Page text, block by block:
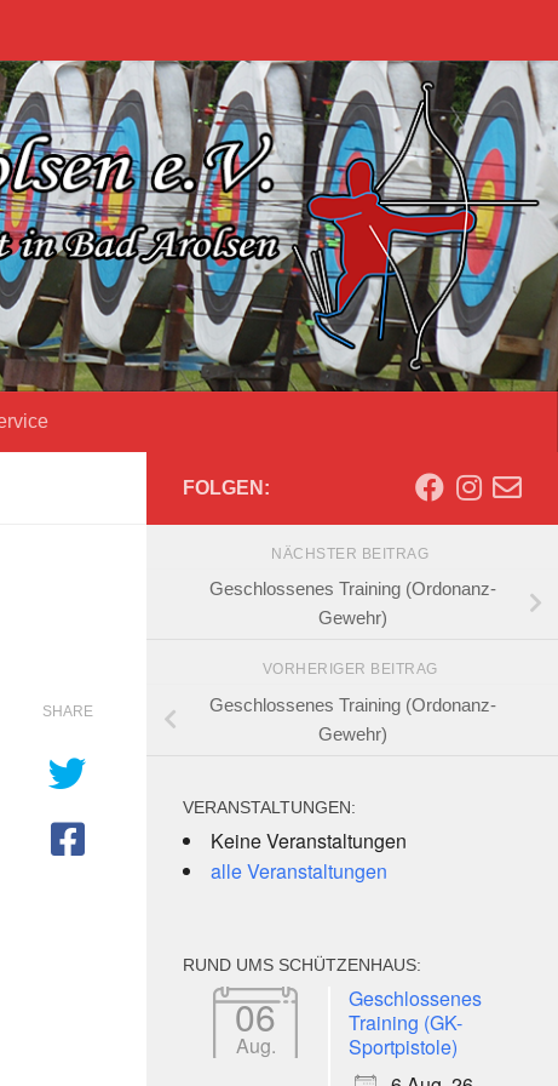
SHARE
FOLGEN:
NÄCHSTER BEITRAG
Geschlossenes Training (Ordonanz-
Gewehr)
VORHERIGER BEITRAG
Geschlossenes Training (Ordonanz-
Gewehr)
VERANSTALTUNGEN:
Keine Veranstaltungen
alle Veranstaltungen
RUND UMS SCHÜTZENHAUS:
06
Aug.
Geschlossenes
Training (GK-
Sportpistole)